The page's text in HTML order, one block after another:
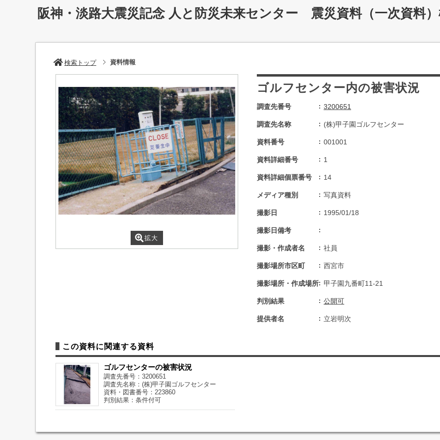
阪神・淡路大震災記念 人と防災未来センター 震災資料（一次資料
検索トップ 資料情報
拡大
ゴルフセンター内の被害状況
調査先番号 3200651
調査先名称 (株)甲子園ゴルフセンター
資料番号 001001
資料詳細番号 1
資料詳細個票番号 14
メディア種別 写真資料
撮影日 1995/01/18
撮影日備考
撮影・作成者名 社員
撮影場所市区町 西宮市
撮影場所・作成場所 甲子園九番町11-21
判別結果 公開可
提供者名 立岩明次
この資料に関連する資料
ゴルフセンターの被害状況
調査先番号：3200651
調査先名称：(株)甲子園ゴルフセンター
資料・図書番号：223860
判別結果：条件付可